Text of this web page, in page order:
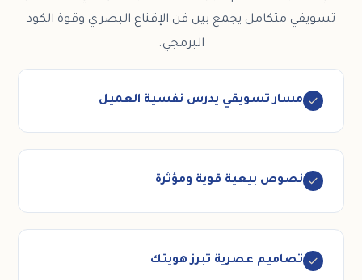
تسويقي متكامل يجمع بين فن الإقناع البصري وقوة الكود
البرمجي.
مسار تسويقي يدرس نفسية العميل
نصوص بيعية قوية ومؤثرة
تصاميم عصرية تبرز هويتك